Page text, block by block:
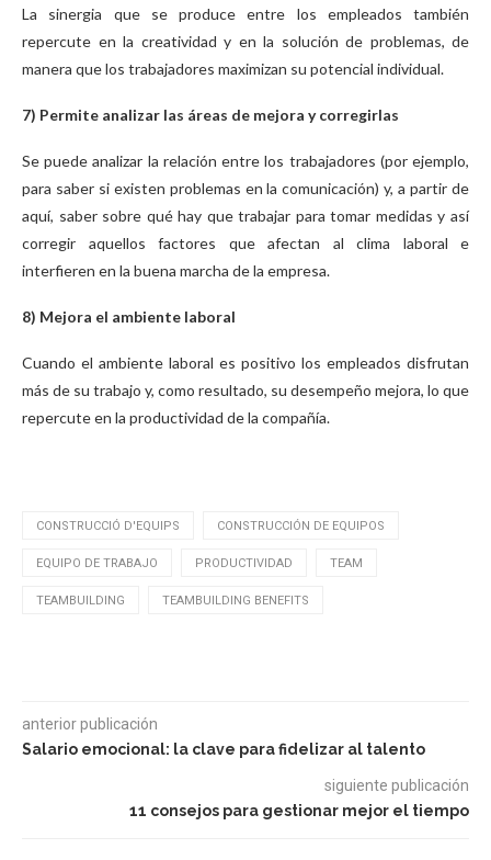
La sinergia que se produce entre los empleados también
repercute en la creatividad y en la solución de problemas, de
manera que los trabajadores maximizan su potencial individual.
7) Permite analizar las áreas de mejora y corregirlas
Se puede analizar la relación entre los trabajadores (por ejemplo,
para saber si existen problemas en la comunicación) y, a partir de
aquí, saber sobre qué hay que trabajar para tomar medidas y así
corregir aquellos factores que afectan al clima laboral e
interfieren en la buena marcha de la empresa.
8) Mejora el ambiente laboral
Cuando el ambiente laboral es positivo los empleados disfrutan
más de su trabajo y, como resultado, su desempeño mejora, lo que
repercute en la productividad de la compañía.
CONSTRUCCIÓ D'EQUIPS CONSTRUCCIÓN DE EQUIPOS
EQUIPO DE TRABAJO PRODUCTIVIDAD TEAM
TEAMBUILDING TEAMBUILDING BENEFITS
anterior publicación
Salario emocional: la clave para fidelizar al talento
siguiente publicación
11 consejos para gestionar mejor el tiempo